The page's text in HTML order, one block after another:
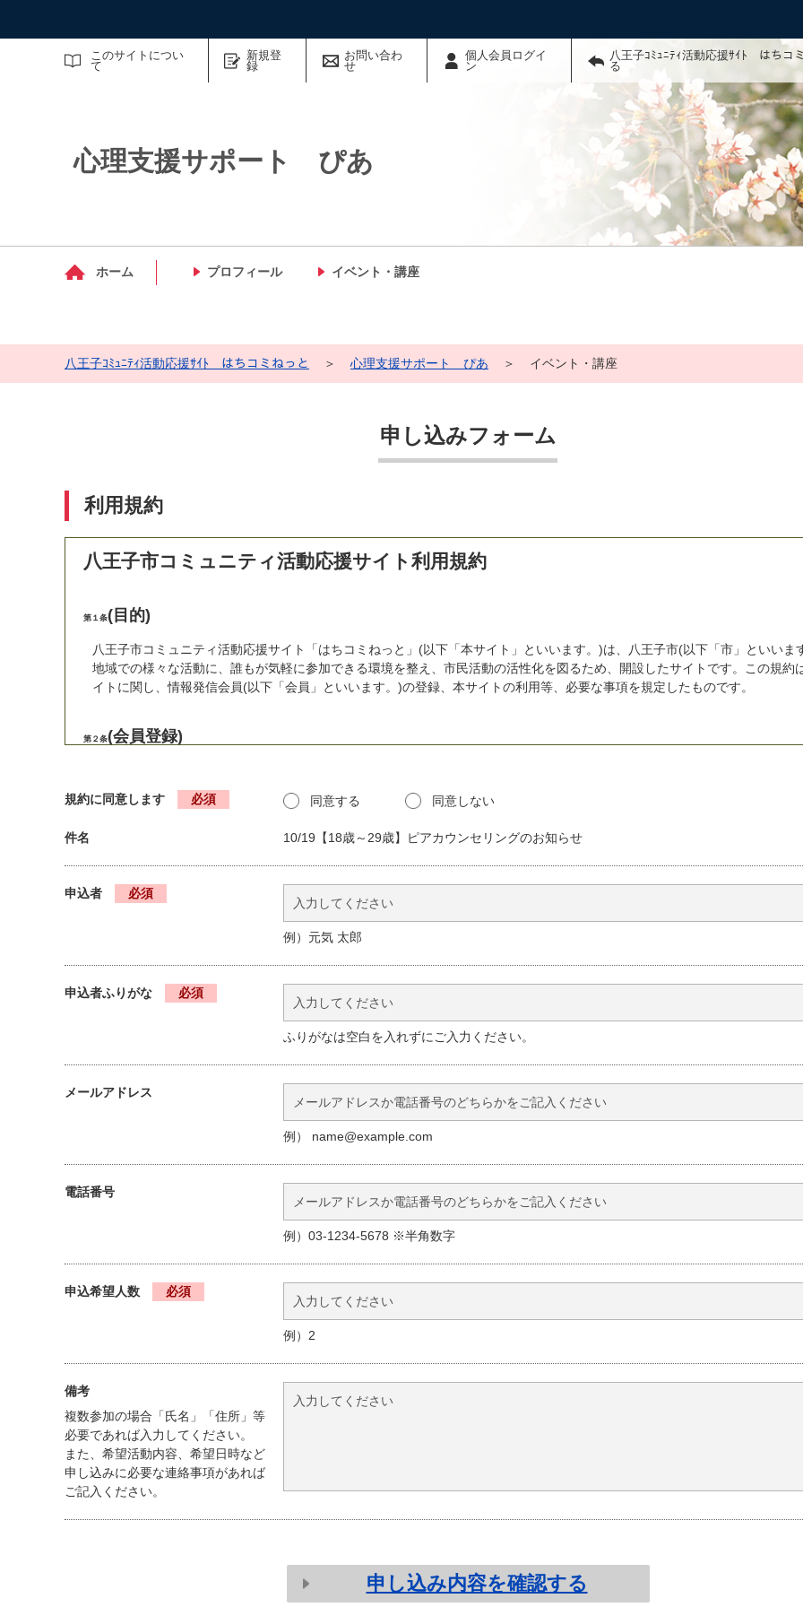
このサイトについ
て
新規登
録
お問い合わ
せ
個人会員ログイ
ン
八王子ｺﾐｭﾆﾃｨ活動応援ｻｲﾄ はちコ
る
サイト内検索
心理支援サポート ぴあ
ホーム プロフィール イベント・講座
マイメディア検索
八王子ｺﾐｭﾆﾃｨ活動応援ｻｲﾄ はちコミねっと ＞ 心理支援サポート ぴあ ＞ イベント・講座
申し込みフォーム
利用規約
八王子市コミュニティ活動応援サイト利用規約
第１条(目的)
八王子市コミュニティ活動応援サイト「はちコミねっと」(以下「本サイト」といいます。)は、八王子市(以下「市」といいま
地域での様々な活動に、誰もが気軽に参加できる環境を整え、市民活動の活性化を図るため、開設したサイトです。この規約
イトに関し、情報発信会員(以下「会員」といいます。)の登録、本サイトの利用等、必要な事項を規定したものです。
第２条(会員登録)
発信をご希望の方はこちらをご覧ください。
会員登録には、本規約に同意したうえで、所定の登録申請手続きを行い、本サイトの運用管理者(以下「管理者」といいます。)
(1) 八王子市内を中心に活動する団体であって、公益的な活動を行う団体であること。
(2) 次に掲げる活動を行っていないこと。
ア 公序良俗に反する活動
エ 特定の公職の候補者もしくは公職にある者または政党を推薦し、支持し、またはこれらに反対することを目的
オ 八王子市暴力団排除条例(平成23年12月15日条例第23号)に規定する暴力団、暴力団員及び暴力団関係者の統制
前項の要件を満たしている団体は、「はちコミねっと利用登録団体申込書」に、団体の活動がわかる書類を添付のうえ、
ものとします。(添付書類の例：団体規約、会則、定款などの活動概要がわかる資料)
第1項第2号に規定する公益的な活動を行う団体にあっては、「八王子市市民活動支援センター登録団体」の申請を兼ねる
認の取り消しをすることがあります。
第３条(会員ID及びパスワード)
市及び管理者は、前条の規定により登録を承認した団体に対して、会員ID(以下「ID」といいます。)及びパスワードを発行し
ID及びパスワードは、会員の責任において適切に管理するものとします。
ID及びパスワードは、団体の解散後又は会員の本サイトの退会後は失効します。
市及び管理者は、ID及びパスワードの使用上の過失及び第三者の利用に伴う損害について、一切の責任を負わないものと
第４条(登録情報)
登録情報は、市及び管理者が所有するものとし、個人が特定できる情報については本人による同意がある場合を除き、外部へ
規約に同意します 必須 同意する 同意しない
件名 10/19【18歳～29歳】ピアカウンセリングのお知らせ
申込者 必須
例）元気 太郎
申込者ふりがな 必須
ふりがなは空白を入れずにご入力ください。
メールアドレス
例） name@example.com
電話番号
例）03-1234-5678 ※半角数字
申込希望人数 必須
例）2
備考
複数参加の場合「氏名」「住所」等
必要であれば入力してください。
また、希望活動内容、希望日時など
申し込みに必要な連絡事項があれば
ご記入ください。
申し込み内容を確認する